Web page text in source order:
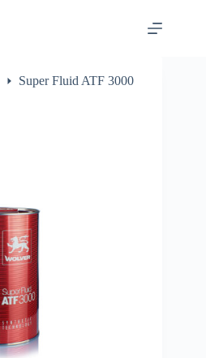
Super Fluid ATF 3000